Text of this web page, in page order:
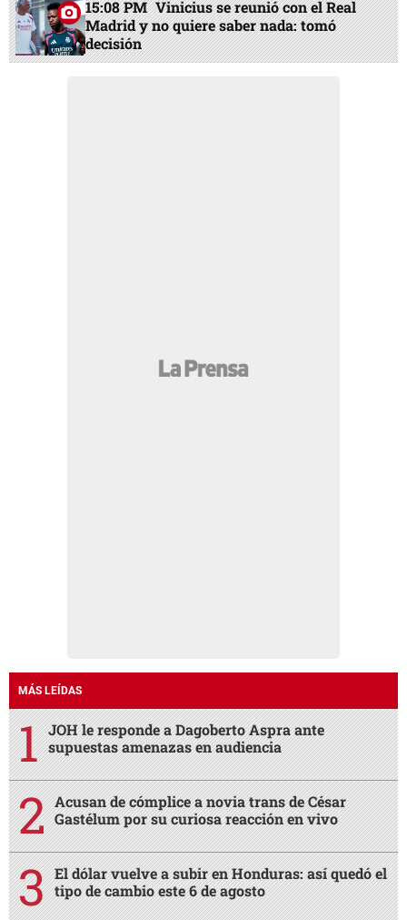
15:08 PM Vinicius se reunió con el Real
Madrid y no quiere saber nada: tomó
decisión
MÁS LEÍDAS
JOH le responde a Dagoberto Aspra ante
supuestas amenazas en audiencia
Acusan de cómplice a novia trans de César
Gastélum por su curiosa reacción en vivo
El dólar vuelve a subir en Honduras: así quedó el
tipo de cambio este 6 de agosto